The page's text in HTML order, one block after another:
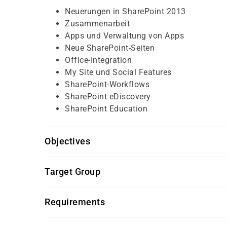
Neuerungen in SharePoint 2013
Zusammenarbeit
Apps und Verwaltung von Apps
Neue SharePoint-Seiten
Office-Integration
My Site und Social Features
SharePoint-Workflows
SharePoint eDiscovery
SharePoint Education
Objectives
grundlegende Erfahrungen mit SharePoint
Target Group
2013 kennenlernen möchten.
Requirements